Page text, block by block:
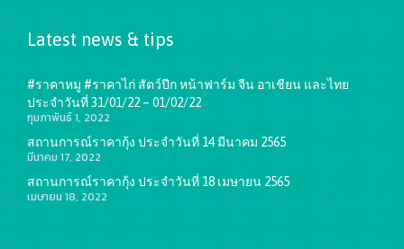
Latest news & tips
#ราคาหมู #ราคาไก่ สัตว์ปีก หน้าฟาร์ม จีน อาเชียน และไทย
ประจำวันที่ 31/01/22 – 01/02/22
กุมภาพันธ์ 1, 2022
สถานการณ์ราคากุ้ง ประจำวันที่ 14 มีนาคม 2565
มีนาคม 17, 2022
สถานการณ์ราคากุ้ง ประจำวันที่ 18 เมษายน 2565
เมษายน 18, 2022